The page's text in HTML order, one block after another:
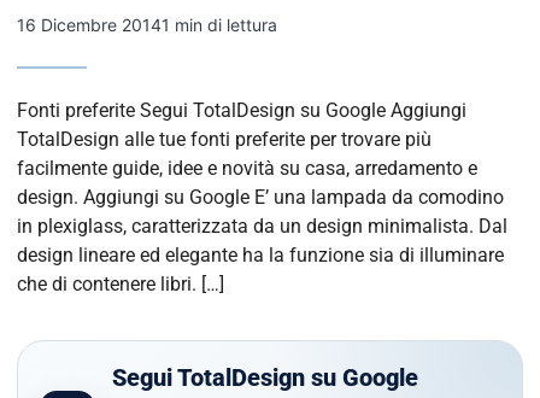
16 Dicembre 20141 min di lettura
Fonti preferite Segui TotalDesign su Google Aggiungi
TotalDesign alle tue fonti preferite per trovare più
facilmente guide, idee e novità su casa, arredamento e
design. Aggiungi su Google E’ una lampada da comodino
in plexiglass, caratterizzata da un design minimalista. Dal
design lineare ed elegante ha la funzione sia di illuminare
che di contenere libri. […]
Segui TotalDesign su Google